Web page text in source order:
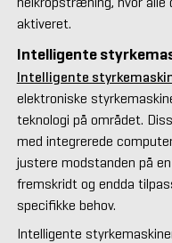
aktiveret.
Intelligente
Intelligente
elektroniske
teknologi på området.
med integrerede
justere modstanden på
fremskridt og endda
specifikke behov.
Intelligente